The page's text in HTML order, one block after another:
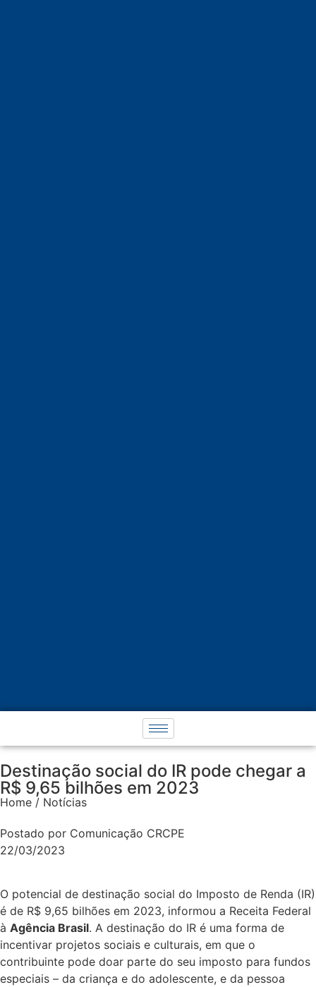
Destinação social do IR pode chegar a
R$ 9,65 bilhões em 2023
Home / Notícias
Postado por Comunicação CRCPE
22/03/2023
O potencial de destinação social do Imposto de Renda (IR)
é de R$ 9,65 bilhões em 2023, informou a Receita Federal
à Agência Brasil. A destinação do IR é uma forma de
incentivar projetos sociais e culturais, em que o
contribuinte pode doar parte do seu imposto para fundos
especiais – da criança e do adolescente, e da pessoa